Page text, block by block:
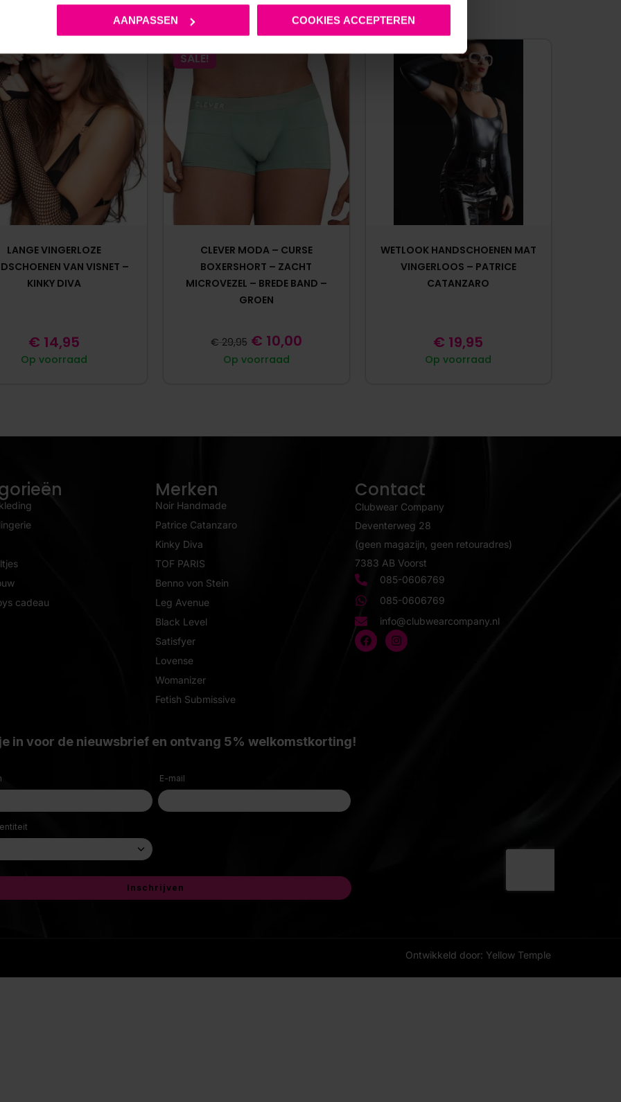
AANPASSEN COOKIES ACCEPTEREN
MENSEN BEKEKEN OOK:
LANGE VINGERLOZE
VAN VISNET –
KINKY DIVA
Op voorraad
€ 14,95
SALE!
CLEVER MODA – CURSE
BOXERSHORT – ZACHT
MICROVEZEL – BREDE BAND –
GROEN
Op voorraad
€ 29,95 € 10,00
WETLOOK HANDSCHOENEN MAT
VINGERLOOS – PATRICE
CATANZARO
Op voorraad
€ 19,95
cadeau
Merken
Noir Handmade
Patrice Catanzaro
Kinky Diva
TOF PARIS
Benno von Stein
Leg Avenue
Black Level
Satisfyer
Lovense
Womanizer
Fetish Submissive
Contact
Clubwear Company
Deventerweg 28
(geen magazijn, geen retouradres)
7383 AB Voorst
085-0606769
085-0606769
info@clubwearcompany.nl
Ontwikkeld door: Yellow Temple